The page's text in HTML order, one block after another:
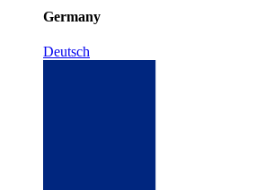
Germany
Deutsch